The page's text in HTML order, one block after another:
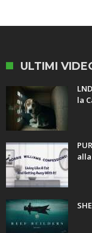
ULTIMI
la